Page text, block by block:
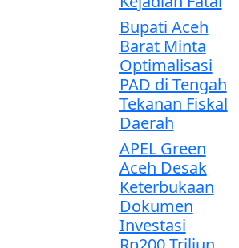
Bupati Aceh
Barat Minta
Optimalisasi
PAD di Tengah
Tekanan Fiskal
Daerah
APEL Green
Aceh Desak
Keterbukaan
Dokumen
Investasi